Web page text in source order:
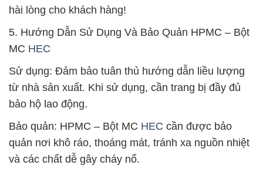
hài lòng cho khách hàng!
5. Hướng Dẫn Sử Dụng Và Bảo Quản HPMC – Bột
MC HEC
Sử dụng: Đảm bảo tuân thủ hướng dẫn liều lượng
từ nhà sản xuất. Khi sử dụng, cần trang bị đầy đủ
bảo hộ lao động.
Bảo quản: HPMC – Bột MC HEC cần được bảo
quản nơi khô ráo, thoáng mát, tránh xa nguồn nhiệt
và các chất dễ gây cháy nổ.